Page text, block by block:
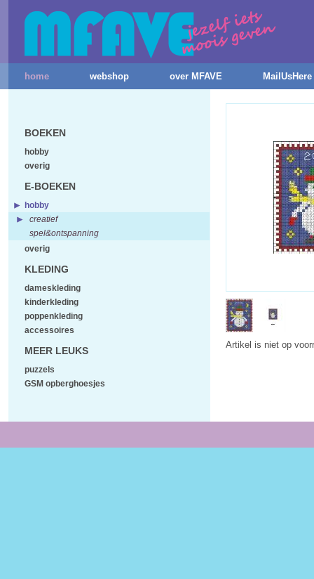
home webshop over MFAVE MailUsHere
Artikel is niet op
BOEKEN
hobby
overig
E-BOEKEN
hobby
creatief
spel&ontspanning
overig
KLEDING
dameskleding
kinderkleding
poppenkleding
accessoires
MEER LEUKS
puzzels
GSM opberghoesjes